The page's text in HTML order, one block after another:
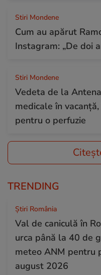
Stiri Mondene
Cum au apărut
Instagram: „De doi
Stiri Mondene
Vedeta de la
medicale în
pentru o perfuzie
TRENDING
Știri România
Val de caniculă în
urca până la 40 de
meteo ANM pentru
august 2026